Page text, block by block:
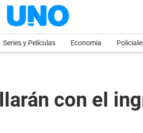
Series y Películas Economia
con el